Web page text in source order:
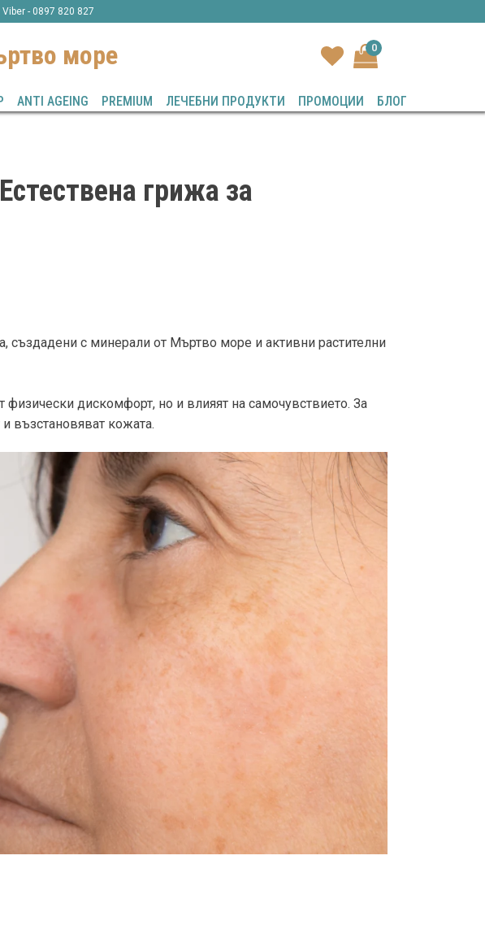
- 0897 820 827
море 0
ANTI AGEING PREMIUM ЛЕЧЕБНИ ПРОДУКТИ ПРОМОЦИИ БЛОГ
грижа за
създадени с минерали от Мъртво море и активни растителни
дискомфорт, но и влияят на самочувствието. За
възстановяват кожата.